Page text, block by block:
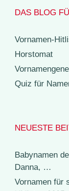
DAS BLOG
Vornamen-
Horstomat
Quiz für
NEUESTE
Babynamen
Danna, …
Vornamen für